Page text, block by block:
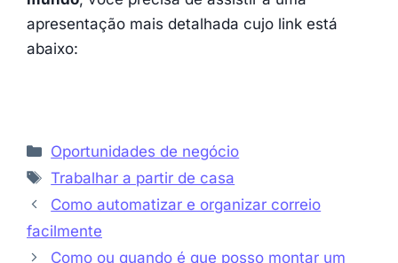
apresentação mais detalhada cujo link está
abaixo:
Categorias
Oportunidades de negócio
Etiquetas
Trabalhar a partir de casa
Como automatizar e organizar correio
facilmente
Como ou quando é que posso montar um